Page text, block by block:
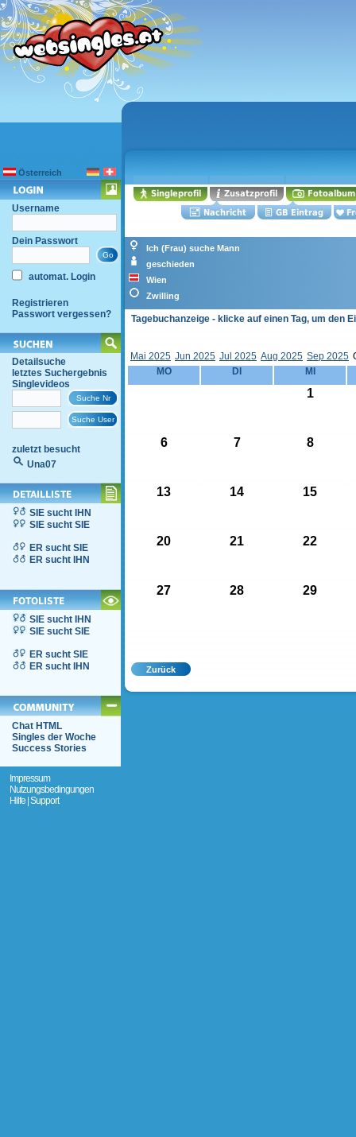
Österreich
Username
Dein Passwort
automat. Login
Registrieren
Passwort vergessen?
Detailsuche
letztes Suchergebnis
Singlevideos
zuletzt besucht
Una07
SIE sucht IHN
SIE sucht SIE
ER sucht SIE
ER sucht IHN
SIE sucht IHN
SIE sucht SIE
ER sucht SIE
ER sucht IHN
Chat HTML
Singles der Woche
Success Stories
Impressum
Nutzungsbedingungen
Hilfe | Support
Ich (Frau) suche Mann
geschieden
Wien
Zwilling
Tagebuchanzeige - klicke auf einen Tag, um den
Mai 2025 Jun 2025 Jul 2025 Aug 2025 Sep 2025
MO
DI MI
1
6 7 8
13 14 15
20 21 22
27 28 29